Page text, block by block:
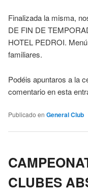
Finalizada la misma,
DE FIN DE
HOTEL PEDROI.
familiares.
Podéis apuntaros a la
comentario en esta
Publicado en General Club
CLUBES